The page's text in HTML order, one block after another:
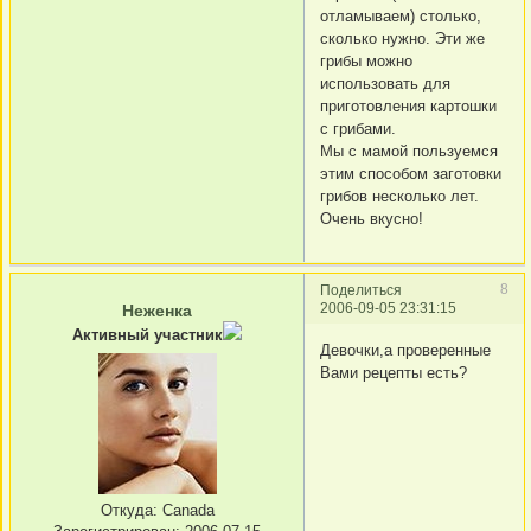
отламываем) столько,
сколько нужно. Эти же
грибы можно
использовать для
приготовления картошки
с грибами.
Мы с мамой пользуемся
этим способом заготовки
грибов несколько лет.
Очень вкусно!
Поделиться
8
2006-09-05 23:31:15
Неженка
Активный участник
Откуда: Canada
Девочки,а проверенные
Вами рецепты есть?